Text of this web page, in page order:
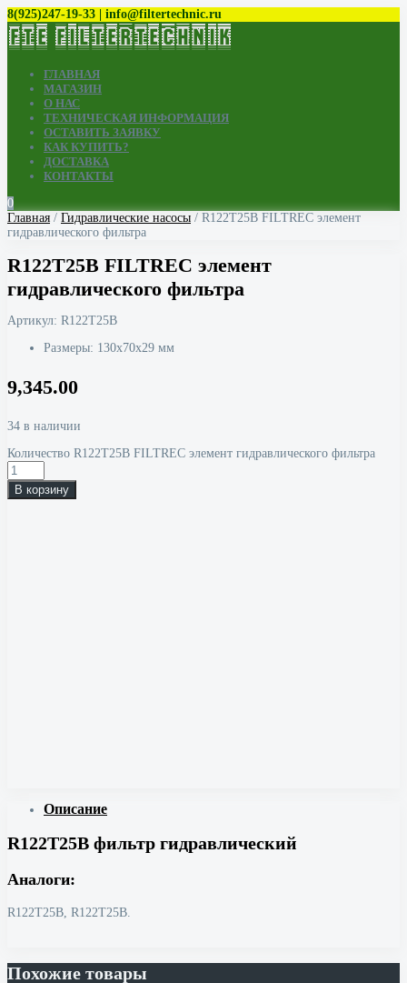
8(925)247-19-33 | info@filtertechnic.ru
ГЛАВНАЯ
МАГАЗИН
О НАС
ТЕХНИЧЕСКАЯ ИНФОРМАЦИЯ
ОСТАВИТЬ ЗАЯВКУ
КАК КУПИТЬ?
ДОСТАВКА
КОНТАКТЫ
0
Главная / Гидравлические насосы / R122T25B FILTREC элемент
гидравлического фильтра
R122T25B FILTREC элемент
гидравлического фильтра
Артикул: R122T25B
Размеры: 130x70x29 мм
9,345.00
34 в наличии
Количество R122T25B FILTREC элемент гидравлического фильтра
В корзину
Описание
R122T25B фильтр гидравлический
Аналоги:
R122T25B, R122Т25В.
Похожие товары